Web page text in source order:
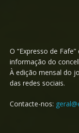
O “Expresso de
informação do
À edição mensal do
das redes sociais.
Contacte-nos: